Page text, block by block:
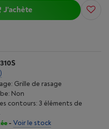
J'achète
Grille de rasage
Non
contours: 3 éléments de
- Voir le stock